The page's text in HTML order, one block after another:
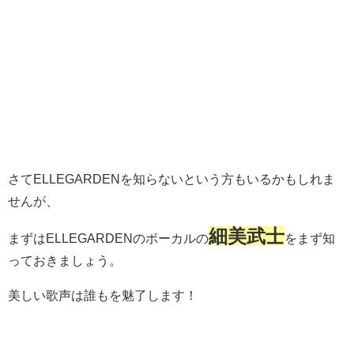
さてELLEGARDENを知らないという方もいるかもしれま
せんが、
まずはELLEGARDENのボーカルの細美武士をまず知
っておきましょう。
美しい歌声は誰もを魅了します！